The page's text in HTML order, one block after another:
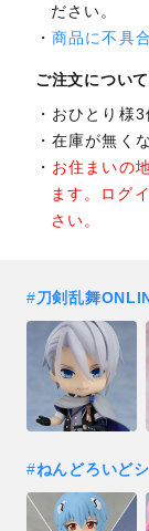
ださい。
商品に不具
ご注文について
おひとり様3
在庫が無く
お住まいの
ます。ログ
さい。
#刀剣乱舞
#ねんどろいど